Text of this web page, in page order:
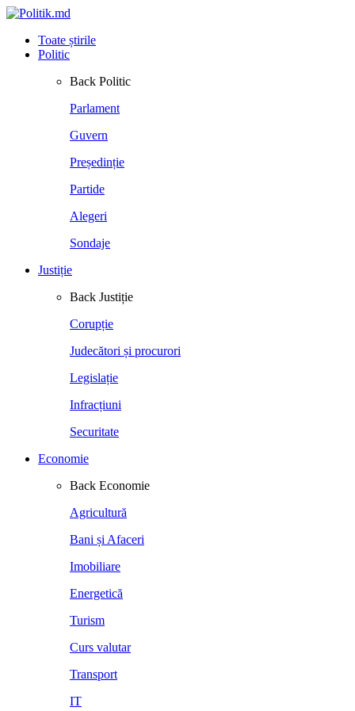
Toate știrile
Politic
Back Politic
Parlament
Guvern
Președinție
Partide
Alegeri
Sondaje
Justiție
Back Justiție
Corupție
Judecători și procurori
Legislație
Infracțiuni
Securitate
Economie
Back Economie
Agricultură
Bani și Afaceri
Imobiliare
Energetică
Turism
Curs valutar
Transport
IT